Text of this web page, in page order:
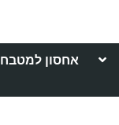
אחסון למטבח